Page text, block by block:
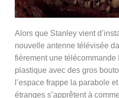
Alors que Stanley vient
nouvelle antenne télévisée
fièrement une télécommande
plastique avec des gros
l’espace frappe la parabole
étranges s’apprêtent à